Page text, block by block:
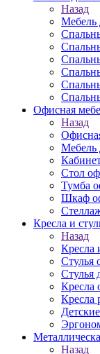
Назад
Мебель
Офисная
Назад
Мебель
Стол
Тумба
Шкаф
Кресла и
Назад
Кресла
Стулья
Стулья
Кресла
Кресла
Назад